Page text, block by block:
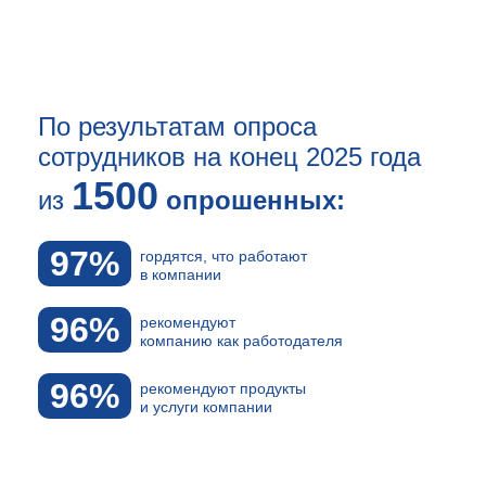
По результатам опроса
сотрудников на конец 2025 года
из 1500 опрошенных:
97%
гордятся, что работают
в компании
96%
рекомендуют
компанию как работодателя
96%
рекомендуют продукты
и услуги компании